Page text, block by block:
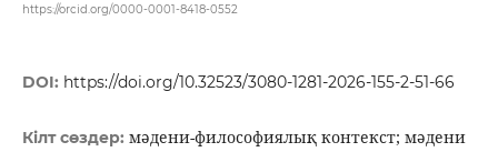
https://orcid.org/0000-0001-8418-0552
DOI: https://doi.org/10.32523/3080-1281-2026-155-2-51-66
Кілт сөздер: мәдени-философиялық контекст; мәдени